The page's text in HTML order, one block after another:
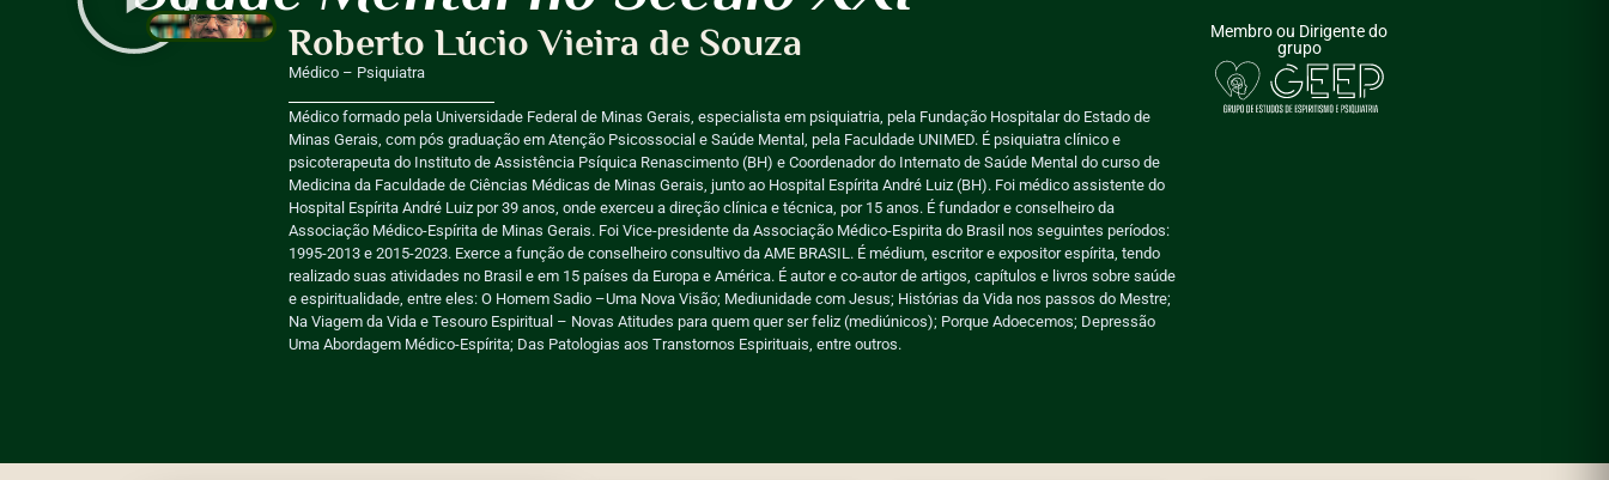
Roberto Lúcio Vieira de Souza
Médico – Psiquiatra
Médico formado pela Universidade Federal de Minas Gerais, especialista em psiquiatria, pela Fundação Hospitalar do Estado de
Minas Gerais, com pós graduação em Atenção Psicossocial e Saúde Mental, pela Faculdade UNIMED. É psiquiatra clínico e
psicoterapeuta do Instituto de Assistência Psíquica Renascimento (BH) e Coordenador do Internato de Saúde Mental do curso de
Medicina da Faculdade de Ciências Médicas de Minas Gerais, junto ao Hospital Espírita André Luiz (BH). Foi médico assistente do
Hospital Espírita André Luiz por 39 anos, onde exerceu a direção clínica e técnica, por 15 anos. É fundador e conselheiro da
Associação Médico-Espírita de Minas Gerais. Foi Vice-presidente da Associação Médico-Espirita do Brasil nos seguintes períodos:
1995-2013 e 2015-2023. Exerce a função de conselheiro consultivo da AME BRASIL. É médium, escritor e expositor espírita, tendo
realizado suas atividades no Brasil e em 15 países da Europa e América. É autor e co-autor de artigos, capítulos e livros sobre saúde
e espiritualidade, entre eles: O Homem Sadio –Uma Nova Visão; Mediunidade com Jesus; Histórias da Vida nos passos do Mestre;
Na Viagem da Vida e Tesouro Espiritual – Novas Atitudes para quem quer ser feliz (mediúnicos); Porque Adoecemos; Depressão
Uma Abordagem Médico-Espírita; Das Patologias aos Transtornos Espirituais, entre outros.
Membro ou Dirigente do
grupo